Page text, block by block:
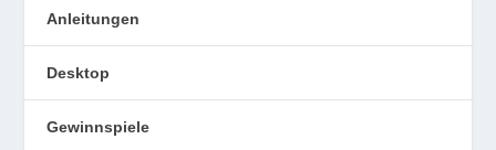
Anleitungen
Desktop
Gewinnspiele